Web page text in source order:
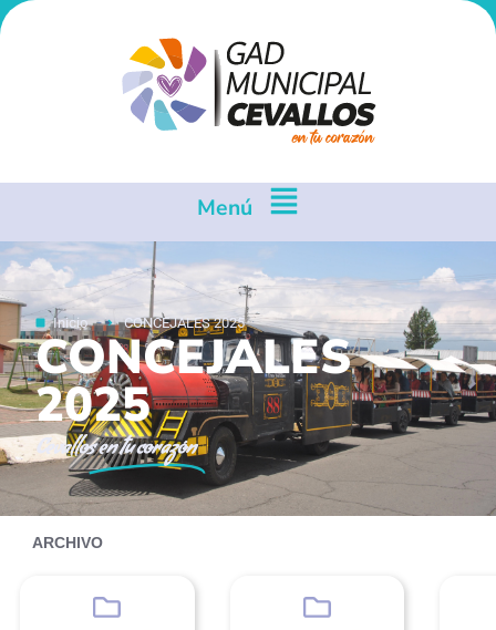
Menú
Inicio CONCEJALES 2025
CONCEJALES
2025
Cevallosen tu corazón
ARCHIVO